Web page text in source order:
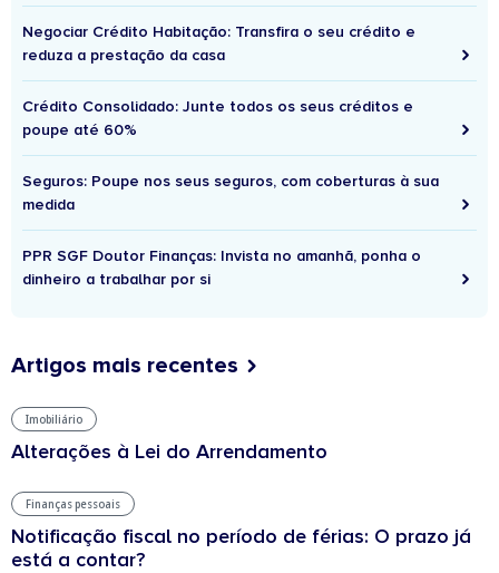
Negociar Crédito Habitação: Transfira o seu crédito e
reduza a prestação da casa
Crédito Consolidado: Junte todos os seus créditos e
poupe até 60%
Seguros: Poupe nos seus seguros, com coberturas à sua
medida
PPR SGF Doutor Finanças: Invista no amanhã, ponha o
dinheiro a trabalhar por si
Artigos mais recentes
Imobiliário
Alterações à Lei do Arrendamento
Finanças pessoais
Notificação fiscal no período de férias: O prazo já
está a contar?